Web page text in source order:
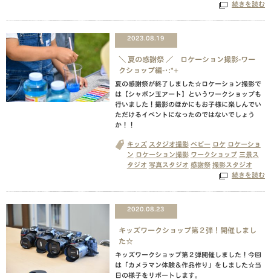
続きを読む
2023.08.19
＼ 夏の感謝祭 ／ ロケーション撮影-ワー
クショップ編-･:*+
夏の感謝祭が終了しました☆ロケーション撮影で
は【シャボン玉アート】というワークショップも
行いました！撮影のほかにもお子様に楽しんでい
ただけるイベントになったのではないでしょう
か！！
キッズ スタジオ撮影 ベビー ロケ ロケーショ
ン ロケーション撮影 ワークショップ 三景ス
タジオ 写真スタジオ 感謝祭 撮影スタジオ
続きを読む
2020.08.23
キッズワークショップ第２弾！開催しまし
た☆
キッズワークショップ第２弾開催しました！今回
は「カメラマン体験＆作品作り」をしました☆当
日の様子をリポートします。